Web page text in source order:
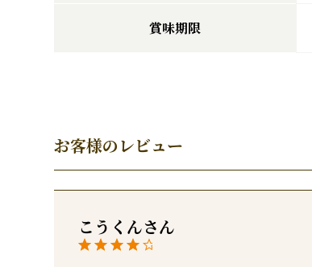
賞味期限
お客様のレビュー
こうくん